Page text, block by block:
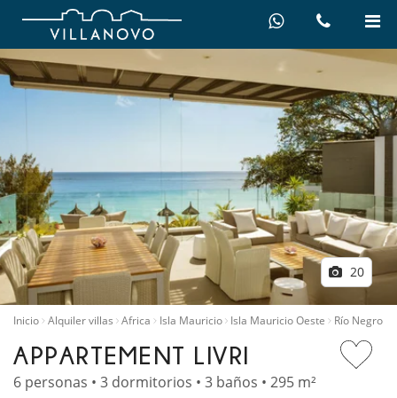
20
Inicio Alquiler villas Africa Isla Mauricio Isla Mauricio Oeste Río Negro
APPARTEMENT LIVRI
6 personas • 3 dormitorios • 3 baños • 295 m²